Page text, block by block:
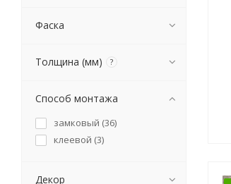
Фаска
Толщина (мм) ?
Способ монтажа
замковый (36)
клеевой (3)
Декор